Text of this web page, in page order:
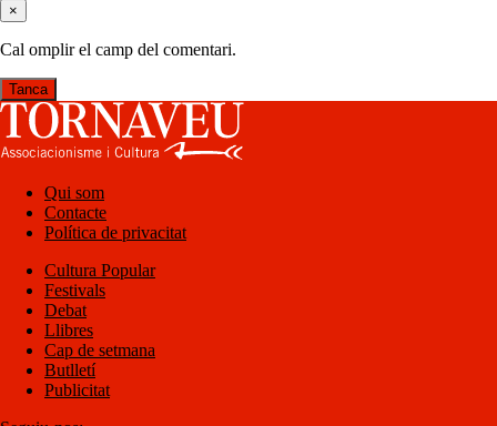
×
Cal omplir el camp del comentari.
Tanca
Qui som
Contacte
Política de privacitat
Cultura Popular
Festivals
Debat
Llibres
Cap de setmana
Butlletí
Publicitat